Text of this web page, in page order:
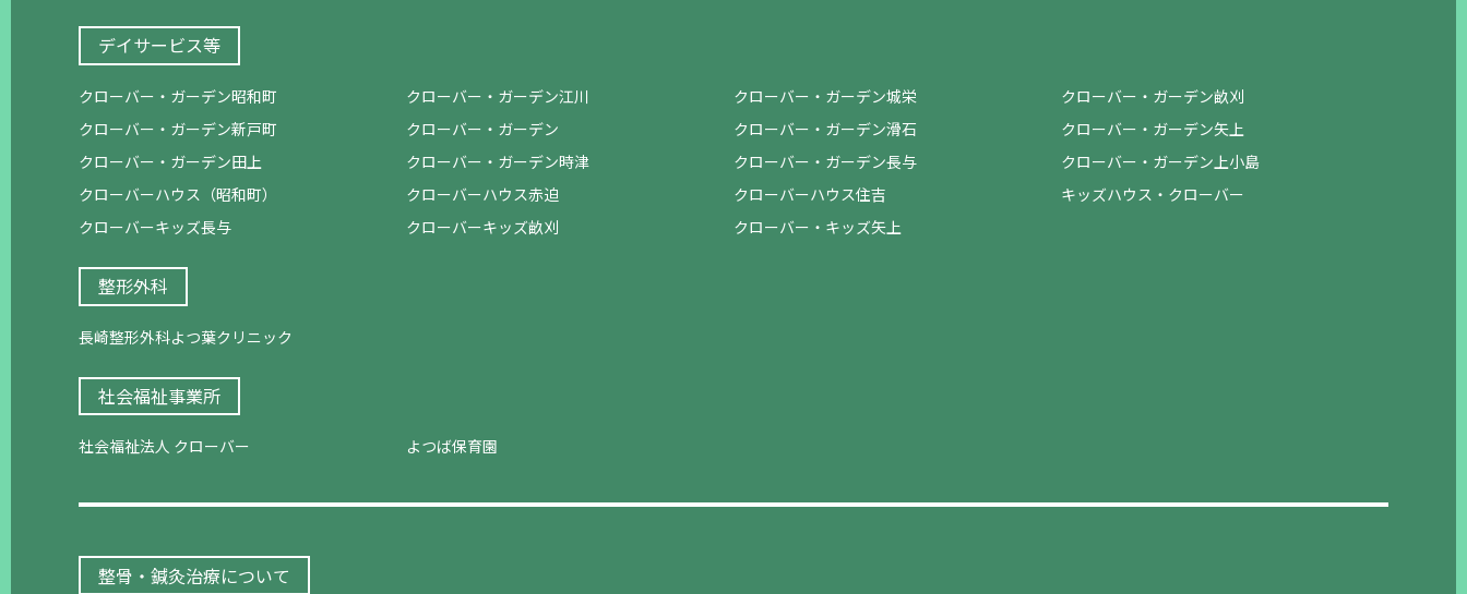
デイサービス等
クローバー・ガーデン昭和町 クローバー・ガーデン江川 クローバー・ガーデン城栄
クローバー・ガーデン畝刈
クローバー・ガーデン新戸町
クローバー・ガーデン クローバー・ガーデン滑石
クローバー・ガーデン矢上
クローバー・ガーデン田上
クローバー・ガーデン時津 クローバー・ガーデン長与
クローバー・ガーデン上小島
クローバーハウス（昭和町）
クローバーハウス赤迫 クローバーハウス住吉
キッズハウス・クローバー
クローバーキッズ長与
クローバーキッズ畝刈 クローバー・キッズ矢上
整形外科
長崎整形外科よつ葉クリニック
社会福祉事業所
社会福祉法人 クローバー よつば保育園
整骨・鍼灸治療について